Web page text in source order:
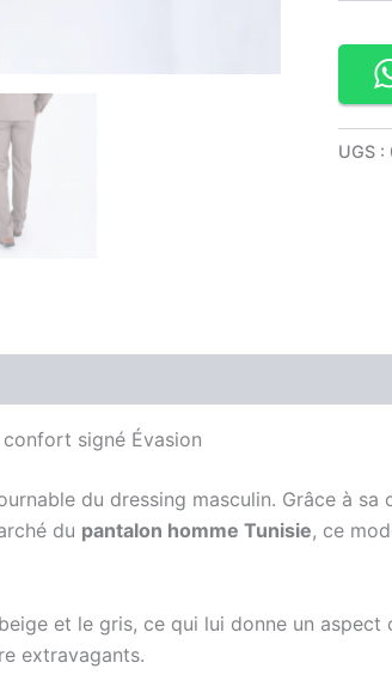
UGS :
signé Évasion
du dressing masculin. Grâce à
du pantalon homme Tunisie, ce
et le gris, ce qui lui donne un
extravagants.